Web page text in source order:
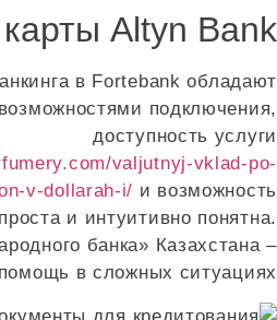
Altyn Bank
в Fortebank обладают
подключения,
доступность услуги
valjutnyj-vklad-po-
v-dollarah-i/ и возможность
и интуитивно понятна.
банка» Казахстана –
в сложных ситуациях.